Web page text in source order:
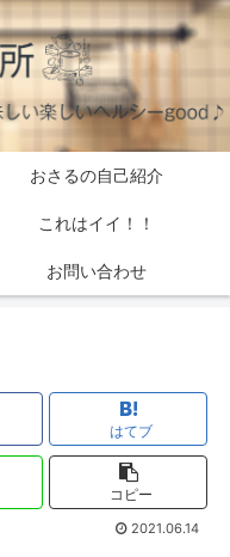
おさるの自己紹介
これはイイ！！
お問い合わせ
はてブ
コピー
2021.06.14